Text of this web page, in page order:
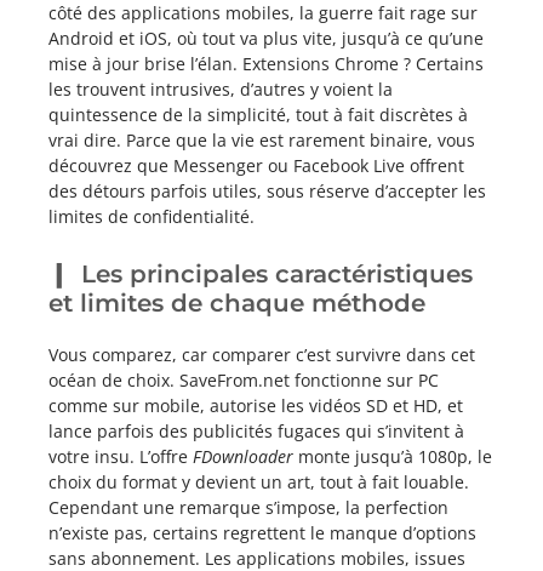
côté des applications mobiles, la guerre fait rage sur
Android et iOS, où tout va plus vite, jusqu’à ce qu’une
mise à jour brise l’élan. Extensions Chrome ? Certains
les trouvent intrusives, d’autres y voient la
quintessence de la simplicité, tout à fait discrètes à
vrai dire. Parce que la vie est rarement binaire, vous
découvrez que Messenger ou Facebook Live offrent
des détours parfois utiles, sous réserve d’accepter les
limites de confidentialité.
Les principales caractéristiques
et limites de chaque méthode
Vous comparez, car comparer c’est survivre dans cet
océan de choix. SaveFrom.net fonctionne sur PC
comme sur mobile, autorise les vidéos SD et HD, et
lance parfois des publicités fugaces qui s’invitent à
votre insu. L’offre FDownloader monte jusqu’à 1080p, le
choix du format y devient un art, tout à fait louable.
Cependant une remarque s’impose, la perfection
n’existe pas, certains regrettent le manque d’options
sans abonnement. Les applications mobiles, issues